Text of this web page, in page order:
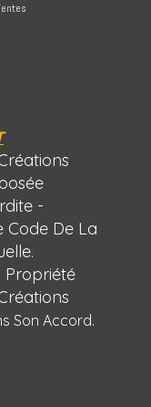
-
Code De La
Propriété
Son Accord.